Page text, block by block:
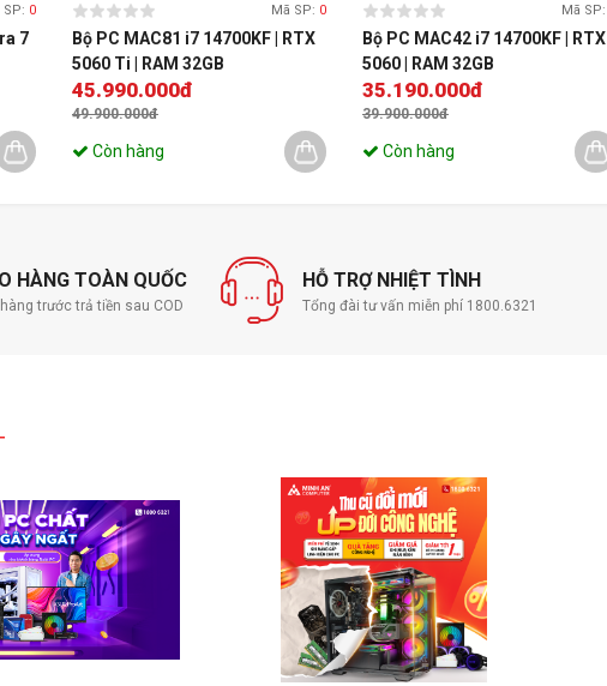
SP: 0
7
Mã SP: 0
Bộ PC MAC81 i7 14700KF | RTX
5060 Ti | RAM 32GB
45.990.000đ
49.900.000đ
Còn hàng
Mã SP:
Bộ PC MAC42 i7 14700KF | RTX
5060 | RAM 32GB
35.190.000đ
39.900.000đ
Còn hàng
HÀNG TOÀN QUỐC
trước trả tiền sau COD
HỖ TRỢ NHIỆT TÌNH
Tổng đài tư vấn miễn phí 1800.6321